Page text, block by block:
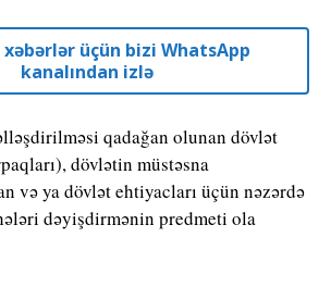
xəbərlər üçün bizi WhatsApp
kanalından izlə
qadağan olunan dövlət
dövlətin müstəsna
və ya dövlət ehtiyacları üçün nəzərdə
dəyişdirmənin predmeti ola